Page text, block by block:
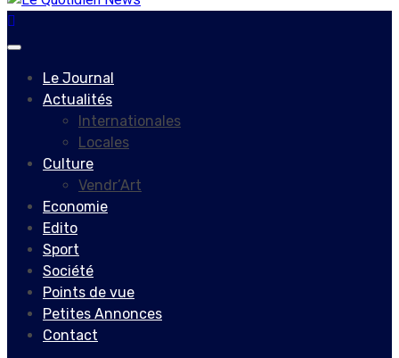
Primary
Le Journal
Actualités
Internationales
Locales
Culture
Vendr’Art
Economie
Edito
Sport
Société
Points de vue
Petites Annonces
Contact